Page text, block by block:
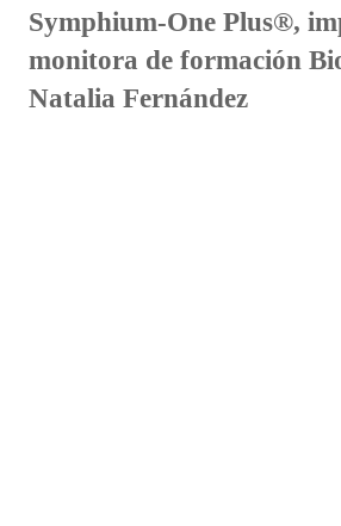
Symphium-One Plus®,
monitora de formación
Natalia Fernández